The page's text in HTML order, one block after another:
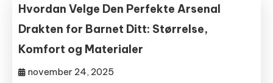
Hvordan Velge Den Perfekte Arsenal
Drakten for Barnet Ditt: Størrelse,
Komfort og Materialer
november 24, 2025